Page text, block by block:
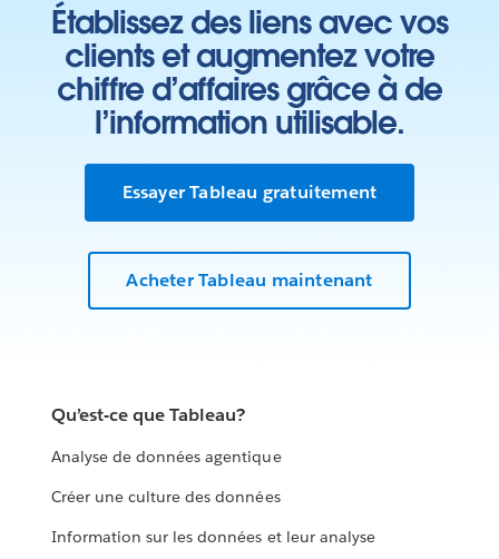
Établissez des liens avec vos
clients et augmentez votre
chiffre d’affaires grâce à de
l’information utilisable.
Essayer Tableau gratuitement
Acheter Tableau maintenant
Qu’est-ce que Tableau?
Analyse de données agentique
Créer une culture des données
Information sur les données et leur analyse